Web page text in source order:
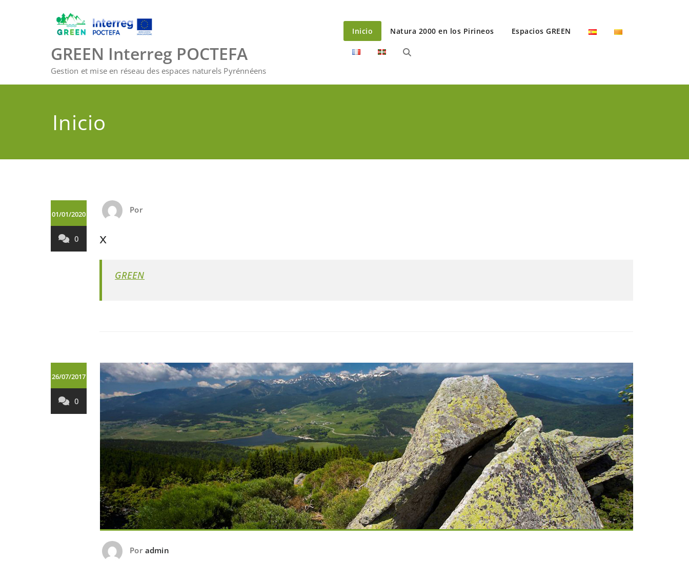
GREEN Interreg POCTEFA
Gestion et mise en réseau des espaces naturels Pyrénnéens
Inicio Natura 2000 en los Pirineos Espacios GREEN
Inicio
01/01/2020
0
Por
x
GREEN
26/07/2017
0
Por admin